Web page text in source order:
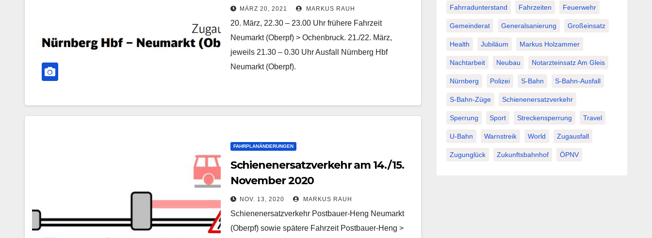
MÄRZ 20, 2021 MARKUS RAUH
20. März, 22.30 – 23.00 Uhr frühere Fahrzeit
Neumarkt (Oberpf) > Ochenbruck. 21./22. März,
jeweils 21.30 – 0.30 Uhr Ausfall Nürnberg Hbf
Neumarkt (Oberpf).
FAHRPLANÄNDERUNGEN
Schienenersatzverkehr am 14./15.
November 2020
NOV. 13, 2020 MARKUS RAUH
Schienenersatzverkehr Postbauer-Heng Neumarkt
(Oberpf) sowie spätere Fahrzeit Postbauer-Heng >
Fahrradunterstand Fahrzeiten Feuerwehr
Gemeinderat Generalsanierung Großeinsatz
Health Jubiläum Markus Holzammer
Nachtarbeit Neubau Notarzteinsatz Am Gleis
Nürnberg Polizei S-Bahn S-Bahn-Ausfall
S-Bahn-Züge Schienenersatzverkehr
Sperrung Sport Streckensperrung Travel
U-Bahn Warnstreik World Zugausfall
Zugunglück Zukunftsbahnhof ÖPNV